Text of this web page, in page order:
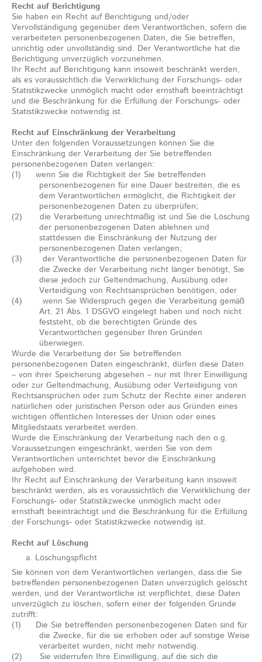
Recht auf Berichtigung
Sie haben ein Recht auf Berichtigung und/oder
Vervollständigung gegenüber dem Verantwortlichen, sofern die
verarbeiteten personenbezogenen Daten, die Sie betreffen,
unrichtig oder unvollständig sind. Der Verantwortliche hat die
Berichtigung unverzüglich vorzunehmen.
Ihr Recht auf Berichtigung kann insoweit beschränkt werden,
als es voraussichtlich die Verwirklichung der Forschungs- oder
Statistikzwecke unmöglich macht oder ernsthaft beeinträchtigt
und die Beschränkung für die Erfüllung der Forschungs- oder
Statistikzwecke notwendig ist.
Recht auf Einschränkung der Verarbeitung
Unter den folgenden Voraussetzungen können Sie die
Einschränkung der Verarbeitung der Sie betreffenden
personenbezogenen Daten verlangen:
(1) wenn Sie die Richtigkeit der Sie betreffenden
personenbezogenen für eine Dauer bestreiten, die es
dem Verantwortlichen ermöglicht, die Richtigkeit der
personenbezogenen Daten zu überprüfen;
(2) die Verarbeitung unrechtmäßig ist und Sie die Löschung
der personenbezogenen Daten ablehnen und
stattdessen die Einschränkung der Nutzung der
personenbezogenen Daten verlangen;
(3) der Verantwortliche die personenbezogenen Daten für
die Zwecke der Verarbeitung nicht länger benötigt, Sie
diese jedoch zur Geltendmachung, Ausübung oder
Verteidigung von Rechtsansprüchen benötigen, oder
(4) wenn Sie Widerspruch gegen die Verarbeitung gemäß
Art. 21 Abs. 1 DSGVO eingelegt haben und noch nicht
feststeht, ob die berechtigten Gründe des
Verantwortlichen gegenüber Ihren Gründen
überwiegen.
Wurde die Verarbeitung der Sie betreffenden
personenbezogenen Daten eingeschränkt, dürfen diese Daten
– von ihrer Speicherung abgesehen – nur mit Ihrer Einwilligung
oder zur Geltendmachung, Ausübung oder Verteidigung von
Rechtsansprüchen oder zum Schutz der Rechte einer anderen
natürlichen oder juristischen Person oder aus Gründen eines
wichtigen öffentlichen Interesses der Union oder eines
Mitgliedstaats verarbeitet werden.
Wurde die Einschränkung der Verarbeitung nach den o.g.
Voraussetzungen eingeschränkt, werden Sie von dem
Verantwortlichen unterrichtet bevor die Einschränkung
aufgehoben wird.
Ihr Recht auf Einschränkung der Verarbeitung kann insoweit
beschränkt werden, als es voraussichtlich die Verwirklichung der
Forschungs- oder Statistikzwecke unmöglich macht oder
ernsthaft beeinträchtigt und die Beschränkung für die Erfüllung
der Forschungs- oder Statistikzwecke notwendig ist.
Recht auf Löschung
Löschungspflicht
Sie können von dem Verantwortlichen verlangen, dass die Sie
betreffenden personenbezogenen Daten unverzüglich gelöscht
werden, und der Verantwortliche ist verpflichtet, diese Daten
unverzüglich zu löschen, sofern einer der folgenden Gründe
zutrifft:
(1) Die Sie betreffenden personenbezogenen Daten sind für
die Zwecke, für die sie erhoben oder auf sonstige Weise
verarbeitet wurden, nicht mehr notwendig.
(2) Sie widerrufen Ihre Einwilligung, auf die sich die